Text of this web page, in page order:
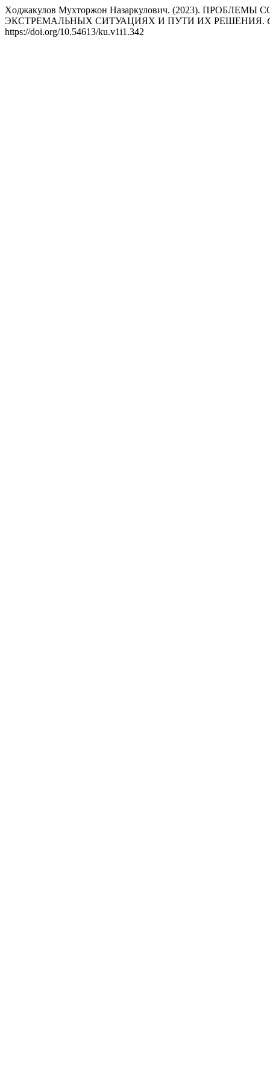
Xoджакулов Мухторжон Назаркулович. (2023).
ЭКСТРЕМАЛЬНЫХ СИТУАЦИЯХ И ПУТИ ИХ РЕШЕНИЯ.
https://doi.org/10.54613/ku.v1i1.342